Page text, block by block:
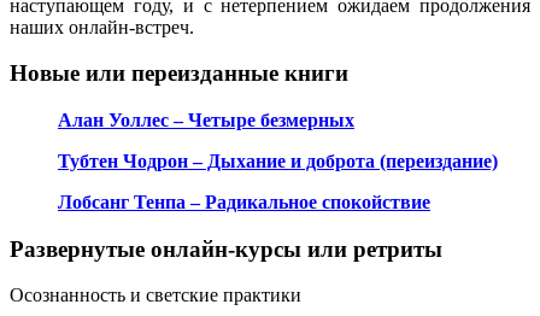
наступающем году, и с нетерпением ожидаем продолжения
наших онлайн-встреч.
Новые или переизданные книги
Алан Уоллес – Четыре безмерных
Тубтен Чодрон – Дыхание и доброта (переиздание)
Лобсанг Тенпа – Радикальное спокойствие
Развернутые онлайн-курсы или ретриты
Осознанность и светские практики